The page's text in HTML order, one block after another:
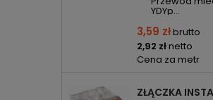
YDYp...
3,59 złbrutto
2,92 złnetto
Cena za metr